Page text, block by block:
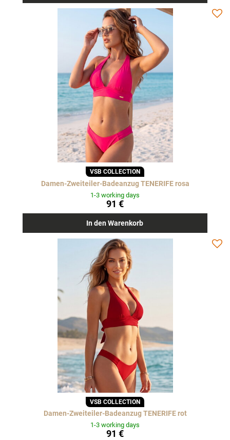
VSB COLLECTION
Damen-Zweiteiler-Badeanzug TENERIFE rosa
1-3 working days
91 €
In den Warenkorb
VSB COLLECTION
Damen-Zweiteiler-Badeanzug TENERIFE rot
1-3 working days
91 €